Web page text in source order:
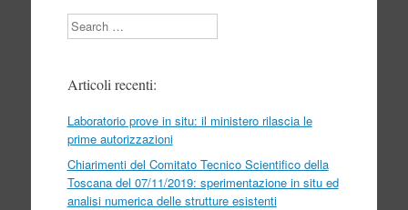
Search
Articoli recenti:
Laboratorio prove in situ: il ministero rilascia le
prime autorizzazioni
Chiarimenti del Comitato Tecnico Scientifico della
Toscana del 07/11/2019: sperimentazione in situ ed
analisi numerica delle strutture esistenti